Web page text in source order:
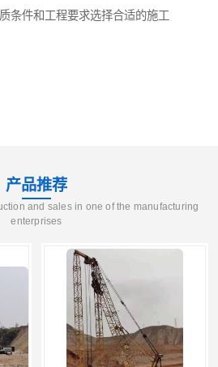
条件和工程要求选择合适的施工
产品推荐
and sales in one of the manufacturing
enterprises